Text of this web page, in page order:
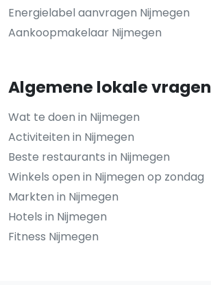
Energielabel aanvragen Nijmegen
Aankoopmakelaar Nijmegen
Algemene lokale vragen
Wat te doen in Nijmegen
Activiteiten in Nijmegen
Beste restaurants in Nijmegen
Winkels open in Nijmegen op zondag
Markten in Nijmegen
Hotels in Nijmegen
Fitness Nijmegen